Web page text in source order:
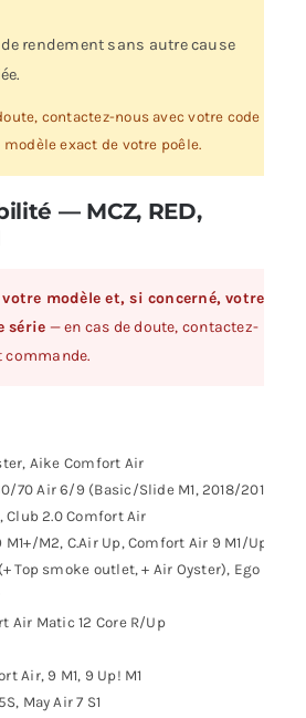
rendement sans autre cause
contactez-nous avec votre code
exact de votre poêle.
— MCZ, RED,
modèle et, si concerné, votre
série — en cas de doute, contactez-
commande.
Aike Comfort Air
70 Air 6/9 (Basic/Slide M1, 2018/2019)
Club 2.0 Comfort Air
M1+/M2, C.Air Up, Comfort Air 9 M1/Up! M1)
Top smoke outlet, + Air Oyster), Ego 2.0
Air Matic 12 Core R/Up
Air, 9 M1, 9 Up! M1
May Air 7 S1